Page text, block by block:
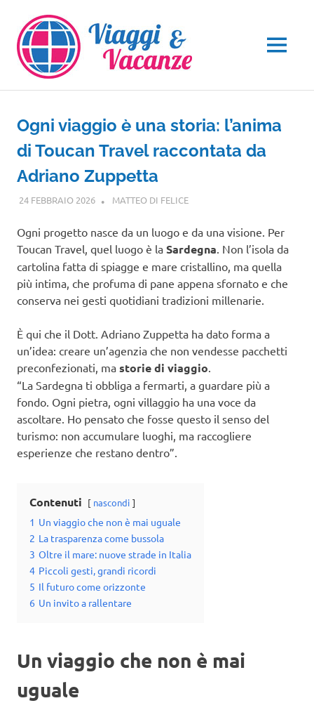
contenuto
MENU
Ogni viaggio è una storia: l’anima
di Toucan Travel raccontata da
Adriano Zuppetta
24 FEBBRAIO 2026 MATTEO DI FELICEINTERVISTE
Ogni progetto nasce da un luogo e da una visione. Per
Toucan Travel, quel luogo è la Sardegna. Non l’isola da
cartolina fatta di spiagge e mare cristallino, ma quella
più intima, che profuma di pane appena sfornato e che
conserva nei gesti quotidiani tradizioni millenarie.
È qui che il Dott. Adriano Zuppetta ha dato forma a
un’idea: creare un’agenzia che non vendesse pacchetti
preconfezionati, ma storie di viaggio.
“La Sardegna ti obbliga a fermarti, a guardare più a
fondo. Ogni pietra, ogni villaggio ha una voce da
ascoltare. Ho pensato che fosse questo il senso del
turismo: non accumulare luoghi, ma raccogliere
esperienze che restano dentro”.
Contenuti nascondi
1 Un viaggio che non è mai uguale
2 La trasparenza come bussola
3 Oltre il mare: nuove strade in Italia
4 Piccoli gesti, grandi ricordi
5 Il futuro come orizzonte
6 Un invito a rallentare
Un viaggio che non è mai
uguale